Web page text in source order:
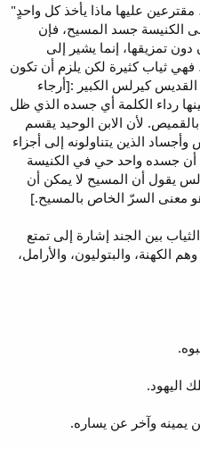
مقترعين عليها ماذا يأخذ كل واحدٍ"
إلى الكنيسة جسد المسيح، فإن
دون تمزيقها، إنما يشير إلى
فهي ثياب كثيرة لكن يلزم أن تكون
القديس كيرلس الكبير :[أرجاء
رداء الكلمة أي جسده الذي ظل
لأن الابن الوحيد يقسم
الذين يتناولونه إلى أجزاء
أن جسده واحد حي في الكنيسة
يقول أن المسيح لا يمكن أن
بين الجند إشارة إلى تمتع
الكهنة، والبتوليون، والأرامل،
اليهود.
يمينه وآخر عن يساره.